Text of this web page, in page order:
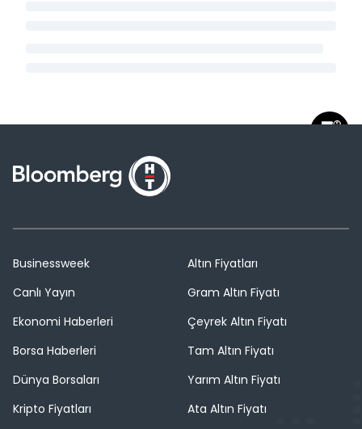
Businessweek
Canlı Yayın
Ekonomi Haberleri
Borsa Haberleri
Dünya Borsaları
Kripto Fiyatları
Altın Fiyatları
Gram Altın Fiyatı
Çeyrek Altın Fiyatı
Tam Altın Fiyatı
Yarım Altın Fiyatı
Ata Altın Fiyatı